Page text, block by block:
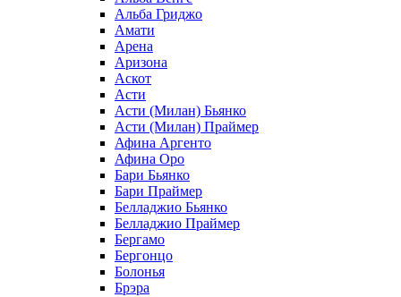
Альба Гриджо
Амати
Арена
Аризона
Аскот
Асти
Асти (Милан) Бьянко
Асти (Милан) Праймер
Афина Аргенто
Афина Оро
Бари Бьянко
Бари Праймер
Белладжио Бьянко
Белладжио Праймер
Бергамо
Бергонцо
Болонья
Брэра